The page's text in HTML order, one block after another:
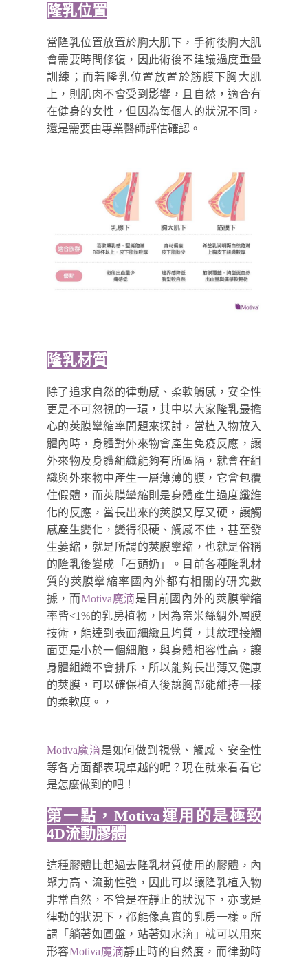
隆乳位置
當隆乳位置放置於胸大肌下，手術後胸大肌
會需要時間修復，因此術後不建議過度重量
訓練；而若隆乳位置放置於筋膜下胸大肌
上，則肌肉不會受到影響，且自然，適合有
在健身的女性，但因為每個人的狀況不同，
還是需要由專業醫師評估確認。
隆乳材質
除了追求自然的律動感、柔軟觸感，安全性
更是不可忽視的一環，其中以大家隆乳最擔
心的莢膜攣縮率問題來探討，當植入物放入
體內時，身體對外來物會產生免疫反應，讓
外來物及身體組織能夠有所區隔，就會在組
織與外來物中產生一層薄薄的膜，它會包覆
住假體，而莢膜攣縮則是身體產生過度纖維
化的反應，當長出來的莢膜又厚又硬，讓觸
感產生變化，變得很硬、觸感不佳，甚至發
生萎縮，就是所謂的莢膜攣縮，也就是俗稱
的隆乳後變成「石頭奶」。目前各種隆乳材
質的莢膜攣縮率國內外都有相關的研究數
據，而Motiva魔滴是目前國內外的莢膜攣縮
率皆<1%的乳房植物，因為奈米絲綢外層膜
技術，能達到表面細緻且均質，其紋理接觸
面更是小於一個細胞，與身體相容性高，讓
身體組織不會排斥，所以能夠長出薄又健康
的莢膜，可以確保植入後讓胸部能維持一樣
的柔軟度。，
Motiva魔滴是如何做到視覺、觸感、安全性
等各方面都表現卓越的呢？現在就來看看它
是怎麼做到的吧！
第一點，Motiva運用的是極致
4D流動膠體
這種膠體比起過去隆乳材質使用的膠體，內
聚力高、流動性強，因此可以讓隆乳植入物
非常自然，不管是在靜止的狀況下，亦或是
律動的狀況下，都能像真實的乳房一樣。所
謂「躺著如圓盤，站著如水滴」就可以用來
形容Motiva魔滴靜止時的自然度，而律動時